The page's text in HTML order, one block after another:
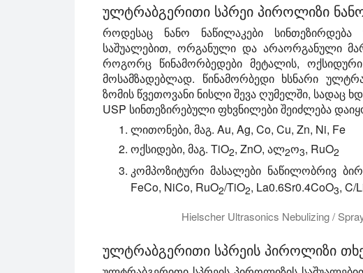
ულტრაბგერითი სპრეი პიროლიზი ნანო
როდესაც ნანო ნაწილაკები
საშუალებით, ორგანული და არაორგანული
როგორც წინამორბედები მეტალის,
მოსამზადებლად. წინამორბედი ხსნარი
ზომის წვეთოვანი ნისლი შევა ღუმელში, სადაც
USP სინთეზირებული ფხვნილები შეიძლება
ლითონები, მაგ. Au, Ag, Co, Cu, Zn, Ni, Fe
ოქსიდები, მაგ. TiO2, ZnO, ალ2ო3, RuO2
კომპოზიტური მასალები ნაწილობრივ
FeCo, NiCo, RuO2/TiO2, La0.6Sr0.4CoO3, C/
Hielscher Ultrasonics Nebulizing /
ულტრაბგერითი სპრეის პიროლიზი